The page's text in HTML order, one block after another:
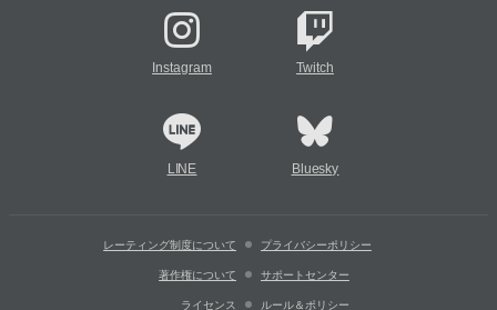
Instagram Twitch
LINE Bluesky
レーティング制度について プライバシーポリシー
著作権について サポートセンター
ライセンス ルール＆ポリシー